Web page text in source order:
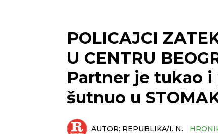
POLICAJCI
U CENTRU
Partner je tukao
šutnuo u
AUTOR: REPUBLIKA/I. N.